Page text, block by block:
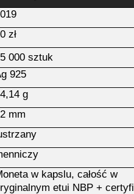
zł
000 sztuk
925
g
mm
w kapslu, całość w
etui NBP +